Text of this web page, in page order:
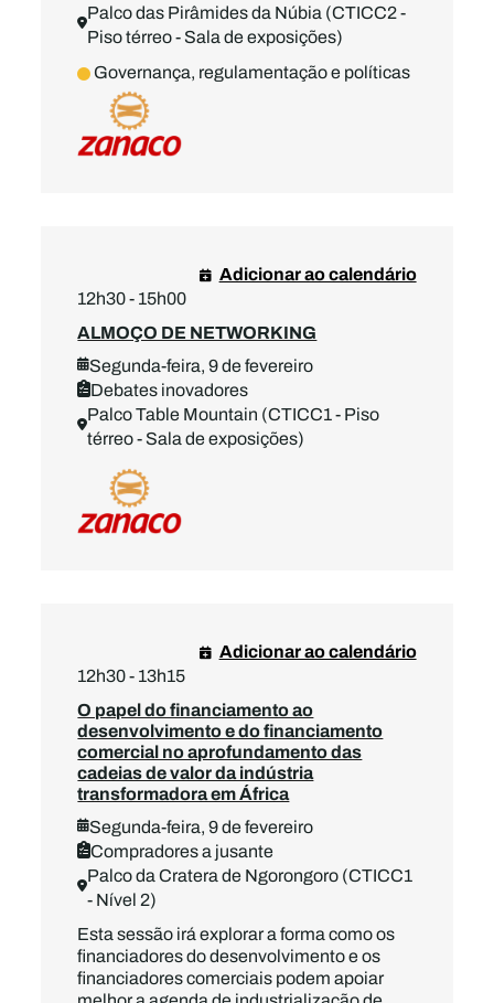
Palco das Pirâmides da Núbia (CTICC2 -
Piso térreo - Sala de exposições)
Governança, regulamentação e políticas
12h30 - 15h00
ALMOÇO DE NETWORKING
Segunda-feira, 9 de fevereiro
Debates inovadores
Palco Table Mountain (CTICC1 - Piso
térreo - Sala de exposições)
Adicionar ao calendário
12h30 - 13h15
O papel do financiamento ao
desenvolvimento e do financiamento
comercial no aprofundamento das
cadeias de valor da indústria
transformadora em África
Segunda-feira, 9 de fevereiro
Compradores a jusante
Palco da Cratera de Ngorongoro (CTICC1
- Nível 2)
Adicionar ao calendário
Esta sessão irá explorar a forma como os
financiadores do desenvolvimento e os
financiadores comerciais podem apoiar